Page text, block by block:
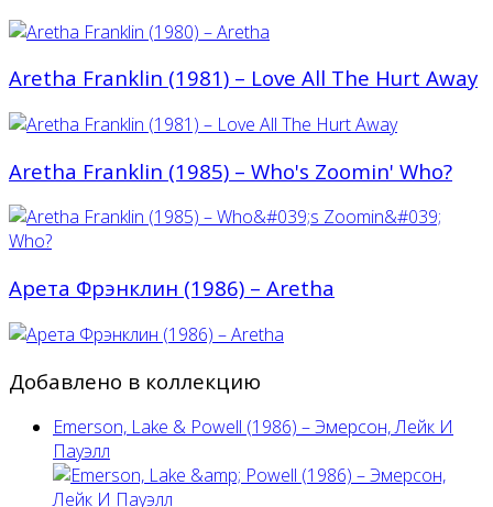
Aretha Franklin (1981) ‎– Love All The Hurt Away
Aretha Franklin (1985) ‎– Who's Zoomin' Who?
Арета Фрэнклин (1986) ‎– Aretha
Добавлено в коллекцию
Emerson, Lake & Powell (1986) ‎– Эмерсон, Лейк И
Пауэлл